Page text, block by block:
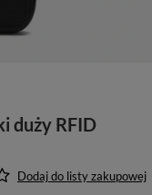
duży RFID
Dodaj do listy zakupowej